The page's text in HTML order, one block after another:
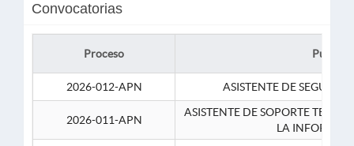
Convocatorias
Proceso Puesto
2026-012-APN ASISTENTE DE
2026-011-APN
ASISTENTE DE SOPORTE
LA